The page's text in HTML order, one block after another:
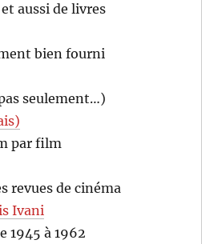
aussi de livres
bien fourni
seulement…)
par film
revues de cinéma
Ivani
1945 à 1962